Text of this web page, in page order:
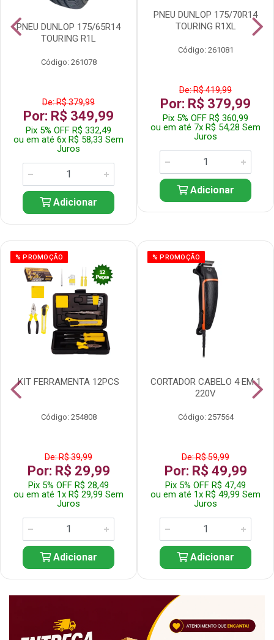
PNEU DUNLOP 175/65R14
TOURING R1L
Código: 261078
De: R$ 379,99
Por: R$ 349,99
Pix 5% OFF R$ 332,49
ou em até 6x R$ 58,33 Sem
Juros
Adicionar
PNEU DUNLOP 175/70R14
TOURING R1XL
Código: 261081
De: R$ 419,99
Por: R$ 379,99
Pix 5% OFF R$ 360,99
ou em até 7x R$ 54,28 Sem
Juros
Adicionar
% PROMOÇÃO
KIT FERRAMENTA 12PCS
Código: 254808
De: R$ 39,99
Por: R$ 29,99
Pix 5% OFF R$ 28,49
ou em até 1x R$ 29,99 Sem
Juros
Adicionar
% PROMOÇÃO
CORTADOR CABELO 4 EM 1
220V
Código: 257564
De: R$ 59,99
Por: R$ 49,99
Pix 5% OFF R$ 47,49
ou em até 1x R$ 49,99 Sem
Juros
Adicionar